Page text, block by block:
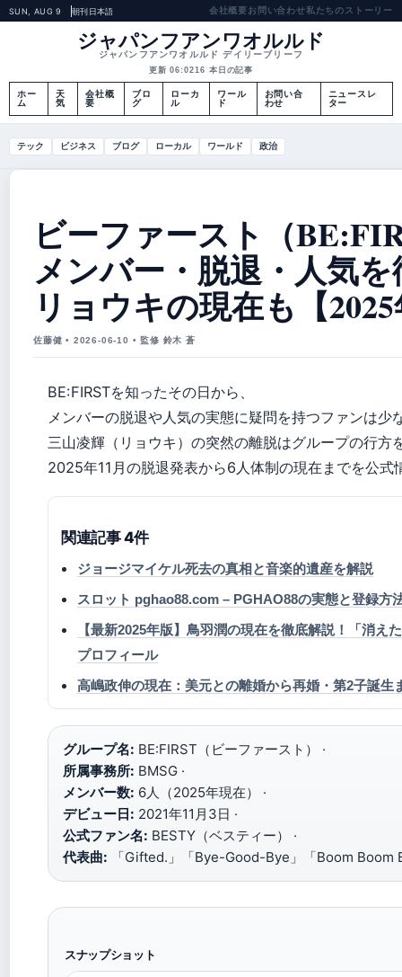
SUN, AUG 9 朝刊日本語 会社概要お問い合わせ私たちのストーリー
ジャパンフアンワオルルド
ジャパンフアンワオルルド デイリーブリーフ
更新 06:0216 本日の記事
ホー
ム
天
気
会社概
要
ブロ
グ
ローカ
ル
ワール
ド
お問い合
わせ
ニュースレ
ター
テック ビジネス ブログ ローカル ワールド 政治
ビーファースト（
メンバー・脱退・人気
リョウキの現在も【
佐藤健 • 2026-06-10 • 監修 鈴木 蒼
BE:FIRSTを知ったその日から、
メンバーの脱退や人気の実態に疑問を持つファンは少
三山凌輝（リョウキ）の突然の離脱はグループの行方
2025年11月の脱退発表から6人体制の現在までを公式
関連記事 4件
ジョージマイケル死去の真相と音楽的遺産を解説
スロット pghao88.com – PGHAO88の実態と登録方
【最新2025年版】鳥羽潤の現在を徹底解説！「消え
プロフィール
高嶋政伸の現在：美元との離婚から再婚・第2子誕生
グループ名: BE:FIRST（ビーファースト） ·
所属事務所: BMSG ·
メンバー数: 6人（2025年現在） ·
デビュー日: 2021年11月3日 ·
公式ファン名: BESTY（ベスティー） ·
代表曲: 「Gifted.」「Bye-Good-Bye」「Boom Boom
スナップショット